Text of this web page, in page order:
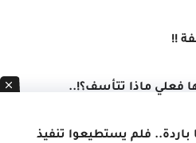
!!
فعلي ماذا تتأسف؟!..
فلم يستطيعوا تنفيذ